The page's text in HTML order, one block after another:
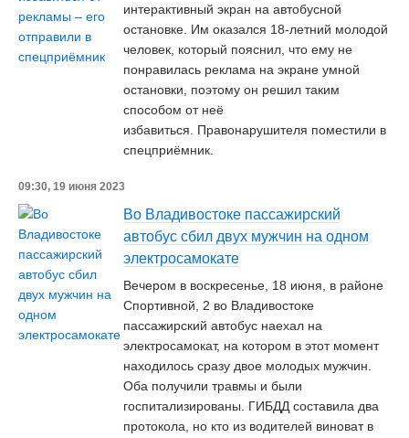
интерактивный экран на автобусной
остановке. Им оказался 18-летний молодой
человек, который пояснил, что ему не
понравилась реклама на экране умной
остановки, поэтому он решил таким
способом от неё
избавиться. Правонарушителя поместили в
спецприёмник.
09:30, 19 июня 2023
Во Владивостоке пассажирский
автобус сбил двух мужчин на одном
электросамокате
Вечером в воскресенье, 18 июня, в районе
Спортивной, 2 во Владивостоке
пассажирский автобус наехал на
электросамокат, на котором в этот момент
находилось сразу двое молодых мужчин.
Оба получили травмы и были
госпитализированы. ГИБДД составила два
протокола, но кто из водителей виноват в